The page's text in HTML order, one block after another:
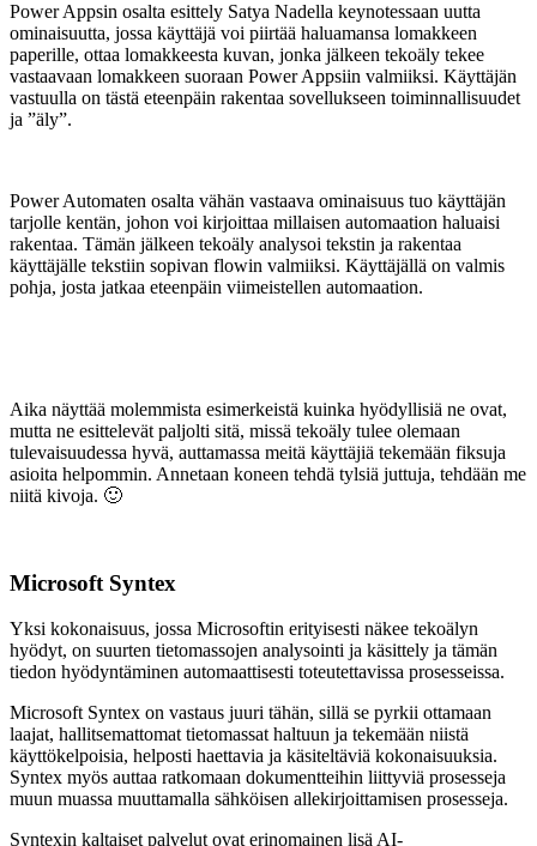
Power Appsin osalta esittely Satya Nadella keynotessaan uutta
ominaisuutta, jossa käyttäjä voi piirtää haluamansa lomakkeen
paperille, ottaa lomakkeesta kuvan, jonka jälkeen tekoäly tekee
vastaavaan lomakkeen suoraan Power Appsiin valmiiksi. Käyttäjän
vastuulla on tästä eteenpäin rakentaa sovellukseen toiminnallisuudet
ja ”äly”.
Power Automaten osalta vähän vastaava ominaisuus tuo käyttäjän
tarjolle kentän, johon voi kirjoittaa millaisen automaation haluaisi
rakentaa. Tämän jälkeen tekoäly analysoi tekstin ja rakentaa
käyttäjälle tekstiin sopivan flowin valmiiksi. Käyttäjällä on valmis
pohja, josta jatkaa eteenpäin viimeistellen automaation.
Aika näyttää molemmista esimerkeistä kuinka hyödyllisiä ne ovat,
mutta ne esittelevät paljolti sitä, missä tekoäly tulee olemaan
tulevaisuudessa hyvä, auttamassa meitä käyttäjiä tekemään fiksuja
asioita helpommin. Annetaan koneen tehdä tylsiä juttuja, tehdään me
niitä kivoja. 🙂
Microsoft Syntex
Yksi kokonaisuus, jossa Microsoftin erityisesti näkee tekoälyn
hyödyt, on suurten tietomassojen analysointi ja käsittely ja tämän
tiedon hyödyntäminen automaattisesti toteutettavissa prosesseissa.
Microsoft Syntex on vastaus juuri tähän, sillä se pyrkii ottamaan
laajat, hallitsemattomat tietomassat haltuun ja tekemään niistä
käyttökelpoisia, helposti haettavia ja käsiteltäviä kokonaisuuksia.
Syntex myös auttaa ratkomaan dokumentteihin liittyviä prosesseja
muun muassa muuttamalla sähköisen allekirjoittamisen prosesseja.
Syntexin kaltaiset palvelut ovat erinomainen lisä AI-